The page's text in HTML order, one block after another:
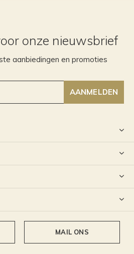
onze nieuwsbrief
aanbiedingen en promoties
AANMELDEN
MAIL ONS